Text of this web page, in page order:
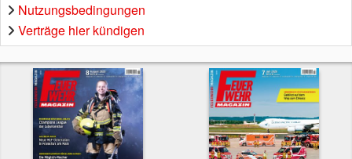
Nutzungsbedingungen
Verträge hier kündigen